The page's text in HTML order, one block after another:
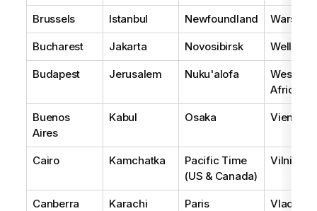
Brussels Istanbul Newfoundland Warsaw
Bucharest Jakarta Novosibirsk
Budapest Jerusalem Nuku'alofa
West
Africa
Buenos
Aires
Kabul Osaka Vienna
Cairo Kamchatka
Pacific Time
(US & Canada)
Vilnius
Canberra Karachi Paris